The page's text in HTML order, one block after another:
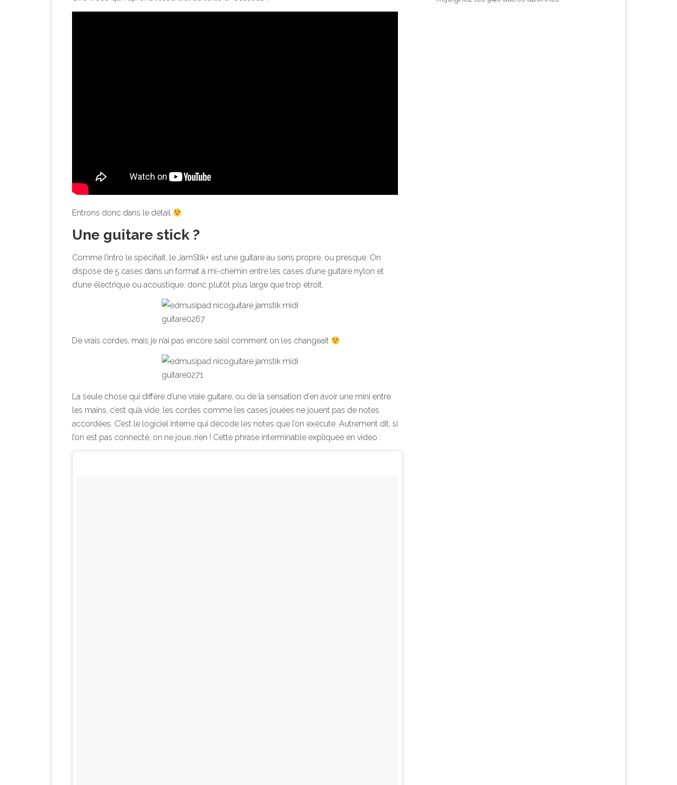
Entrons donc dans le détail
Une guitare stick ?
Comme l’intro le spécifiait, le JamStik+ est une guitare au sens propre, ou presque. On
dispose de 5 cases dans un format à mi-chemin entre les cases d’une guitare nylon et
d’une électrique ou acoustique, donc plutôt plus large que trop étroit.
De vrais cordes, mais je n’ai pas encore saisi comment on les changeait
La seule chose qui diffère d’une vraie guitare, ou de la sensation d’en avoir une mini entre
les mains, c’est qu’à vide, les cordes comme les cases jouées ne jouent pas de notes
accordées. C’est le logiciel interne qui décode les notes que l’on exécute. Autrement dit, si
l’on est pas connecté, on ne joue…rien ! Cette phrase interminable expliquée en vidéo :